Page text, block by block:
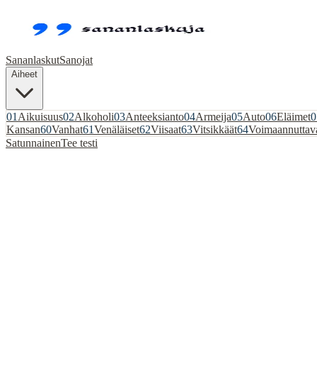
SananlaskutSanojat
Aiheet
01 Aikuisuus02Alkoholi03Anteeksianto04Armeija05Auto06Eläimet
Kansan60Vanhat61Venäläiset62Viisaat63Vitsikkäät64
SatunnainenTee testi